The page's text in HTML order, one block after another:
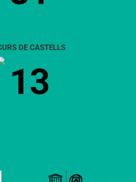
DE CASTELLS
13